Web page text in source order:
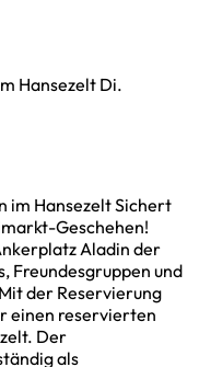
Hansezelt Di.
im Hansezelt Sichert
Geschehen!
Aladin der
Freundesgruppen und
der Reservierung
einen reservierten
Der
als